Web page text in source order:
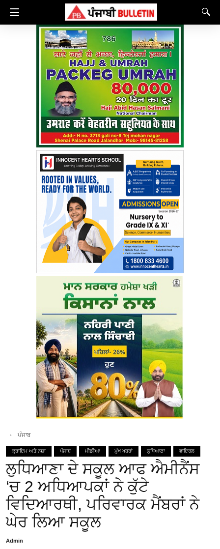
ਪੰਜਾਬ
ਕ੍ਰਾਇਮ ਅਤੇ ਨਸ਼ਾ ਪੰਜਾਬ ਮੀਡੀਆ ਮੁੱਖ ਖਬਰਾਂ ਲੁਧਿਆਣਾ ਵਾਇਰਲ
ਲੁਧਿਆਣਾ ਦੇ ਸਕੂਲ ਆਫ ਐਮੀਨੈਂਸ
‘ਚ 2 ਅਧਿਆਪਕਾਂ ਨੇ ਕੁੱਟੇ
ਵਿਦਿਆਰਥੀ, ਪਰਿਵਾਰਕ ਮੈਂਬਰਾਂ ਨੇ
ਘੇਰ ਲਿਆ ਸਕੂਲ
Admin